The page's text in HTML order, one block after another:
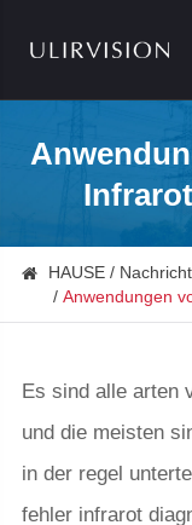
HAUSE
Anwendungen
Es sind alle arten
und die meisten
in der regel
fehler infrarot